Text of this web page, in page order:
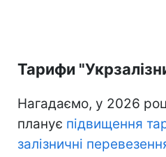
Тарифи
Нагадаємо, у 2026
планує підвищення
залізничні